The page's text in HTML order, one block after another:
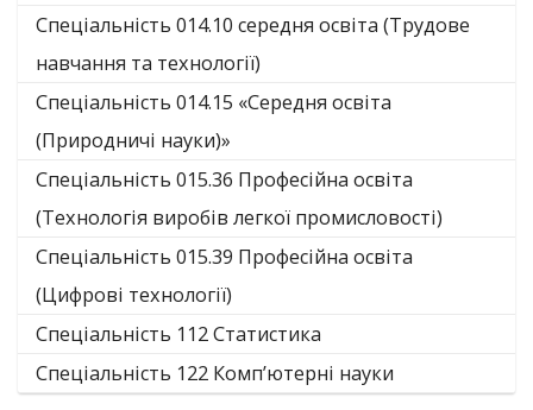
Спеціальність 014.10 середня освіта (Трудове
навчання та технології)
Спеціальність 014.15 «Середня освіта
(Природничі науки)»
Спеціальність 015.36 Професійна освіта
(Технологія виробів легкої промисловості)
Спеціальність 015.39 Професійна освіта
(Цифрові технології)
Спеціальність 112 Статистика
Спеціальність 122 Комп’ютерні науки